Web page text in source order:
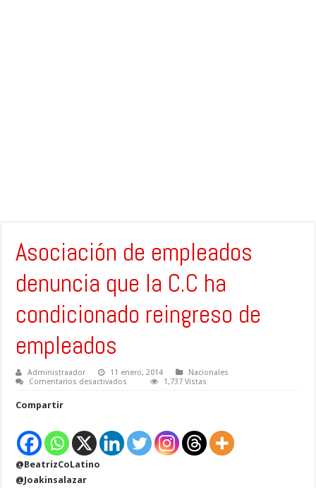
Asociación de empleados
denuncia que la C.C ha
condicionado reingreso de
empleados
Administraador 11 enero, 2014
Nacionales
Comentarios desactivados
la
C.C
ha
1,737 Vistas
Compartir
@BeatrizCoLatino
@Joakinsalazar